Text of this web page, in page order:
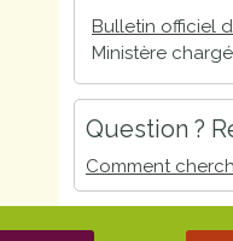
Bulletin officiel
Ministère
Question ?
Comment